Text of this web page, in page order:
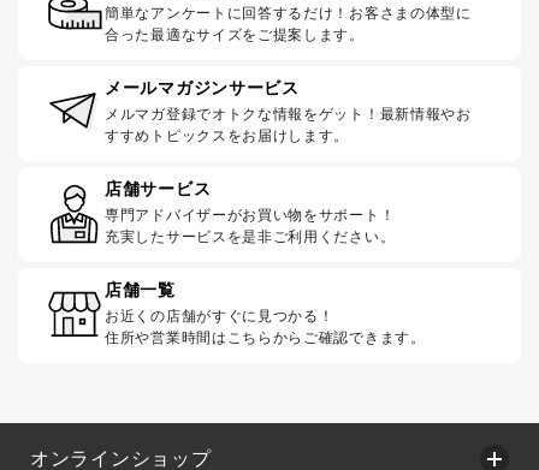
簡単なアンケートに回答するだけ！お客さまの体型に
合った最適なサイズをご提案します。
メールマガジンサービス
メルマガ登録でオトクな情報をゲット！最新情報やお
すすめトピックスをお届けします。
店舗サービス
専門アドバイザーがお買い物をサポート！
充実したサービスを是非ご利用ください。
店舗一覧
お近くの店舗がすぐに見つかる！
住所や営業時間はこちらからご確認できます。
オンラインショップ